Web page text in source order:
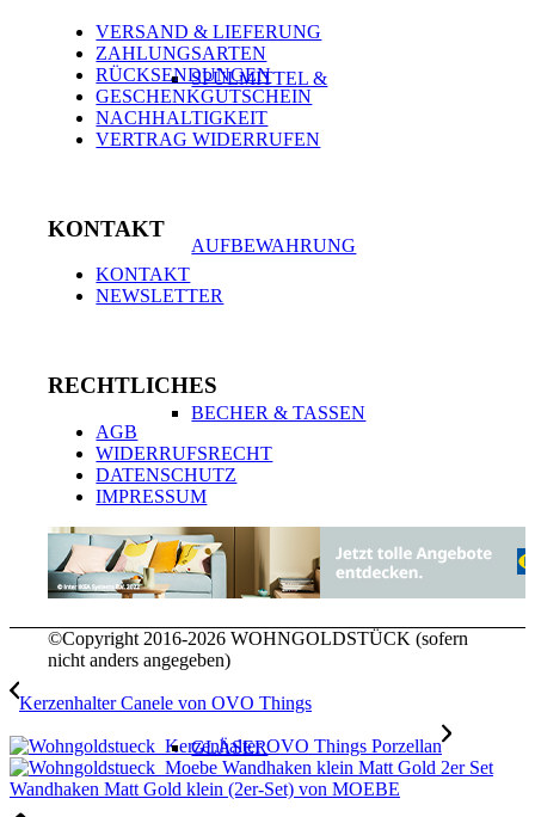
SPÜLMITTEL &
AUFBEWAHRUNG
BECHER & TASSEN
TO GO BECHER & FLASCHEN
GLÄSER
VERSAND & LIEFERUNG
ZAHLUNGSARTEN
RÜCKSENDUNGEN
GESCHENKGUTSCHEIN
NACHHALTIGKEIT
VERTRAG WIDERRUFEN
KONTAKT
KONTAKT
NEWSLETTER
RECHTLICHES
AGB
WIDERRUFSRECHT
DATENSCHUTZ
IMPRESSUM
©Copyright 2016-2026 WOHNGOLDSTÜCK (sofern
nicht anders angegeben)
Kerzenhalter Canele von OVO Things
Wandhaken Matt Gold klein (2er-Set) von MOEBE